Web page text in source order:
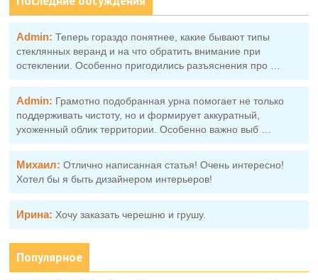
Admin: Теперь гораздо понятнее, какие бывают типы
стеклянных веранд и на что обратить внимание при
остеклении. Особенно пригодились разъяснения про …
Admin: Грамотно подобранная урна помогает не только
поддерживать чистоту, но и формирует аккуратный,
ухоженный облик территории. Особенно важно выб …
Михаил: Отлично написанная статья! Очень интересно!
Хотел бы я быть дизайнером интерьеров!
Ирина: Хочу заказать черешню и грушу.
Популярное